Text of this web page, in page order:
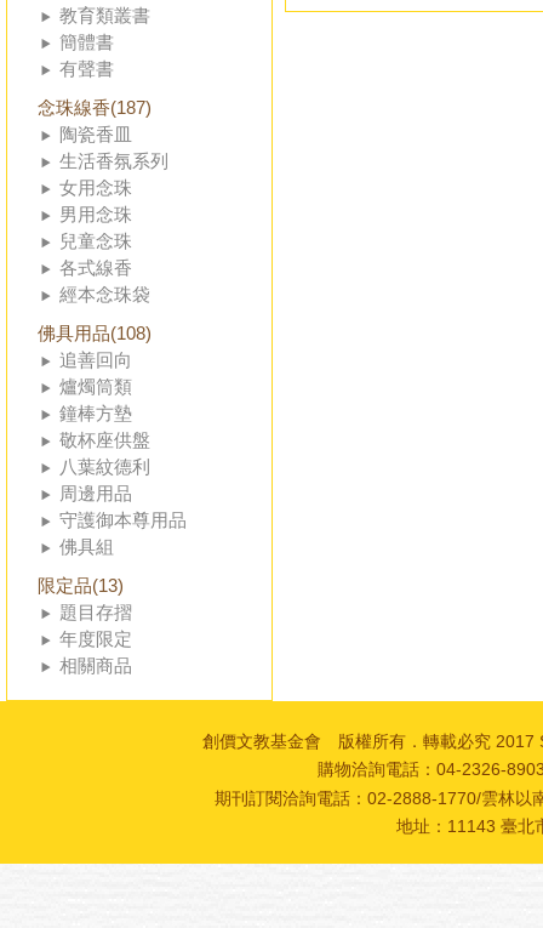
教育類叢書
簡體書
有聲書
念珠線香(187)
陶瓷香皿
生活香氛系列
女用念珠
男用念珠
兒童念珠
各式線香
經本念珠袋
佛具用品(108)
追善回向
爐燭筒類
鐘棒方墊
敬杯座供盤
八葉紋德利
周邊用品
守護御本尊用品
佛具組
限定品(13)
題目存摺
年度限定
相關商品
創價文教基金會 版權所有．轉載必究 2017
購物洽詢電話：04-2326-
期刊訂閱洽詢電話：02-2888-1770/雲林
地址：11143 臺北